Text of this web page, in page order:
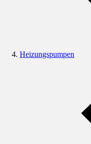
Heizungspumpen